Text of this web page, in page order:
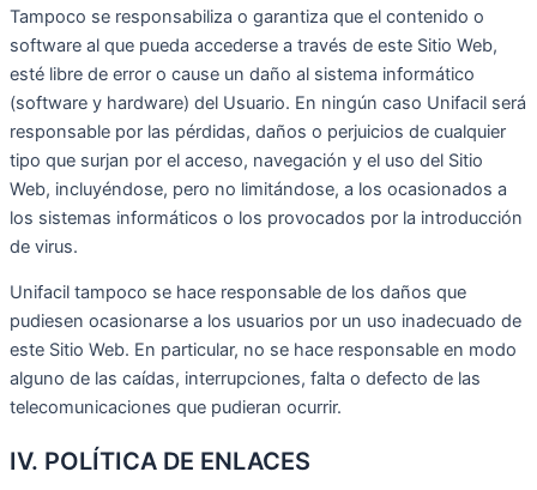
Tampoco se responsabiliza o garantiza que el contenido o
software al que pueda accederse a través de este Sitio Web,
esté libre de error o cause un daño al sistema informático
(software y hardware) del Usuario. En ningún caso Unifacil será
responsable por las pérdidas, daños o perjuicios de cualquier
tipo que surjan por el acceso, navegación y el uso del Sitio
Web, incluyéndose, pero no limitándose, a los ocasionados a
los sistemas informáticos o los provocados por la introducción
de virus.
Unifacil tampoco se hace responsable de los daños que
pudiesen ocasionarse a los usuarios por un uso inadecuado de
este Sitio Web. En particular, no se hace responsable en modo
alguno de las caídas, interrupciones, falta o defecto de las
telecomunicaciones que pudieran ocurrir.
IV. POLÍTICA DE ENLACES